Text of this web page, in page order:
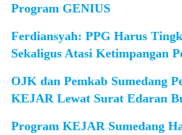
Program GENIUS
Ferdiansyah: PPG Harus
Sekaligus Atasi Ketimpangan
OJK dan Pemkab Sumedang
KEJAR Lewat Surat Edaran
Program KEJAR Sumedang